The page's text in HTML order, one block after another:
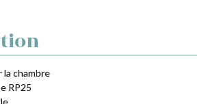
la chambre
RP25